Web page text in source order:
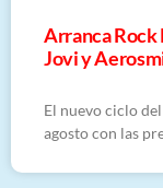
Arranca Rock
Jovi y
El nuevo ciclo
agosto con las